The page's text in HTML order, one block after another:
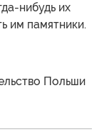
нибудь их
им памятники.
Польши